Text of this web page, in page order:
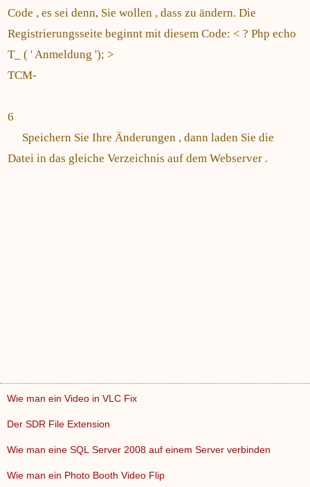
Code , es sei denn, Sie wollen , dass zu ändern. Die
Registrierungsseite beginnt mit diesem Code: < ? Php echo
T_ ( ' Anmeldung '); >
TCM-
6
Speichern Sie Ihre Änderungen , dann laden Sie die
Datei in das gleiche Verzeichnis auf dem Webserver .
Wie man ein Video in VLC Fix
Der SDR File Extension
Wie man eine SQL Server 2008 auf einem Server verbinden
Wie man ein Photo Booth Video Flip